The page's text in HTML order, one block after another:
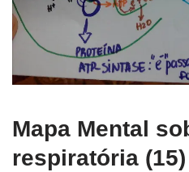
Mapa Mental
respiratória (15)